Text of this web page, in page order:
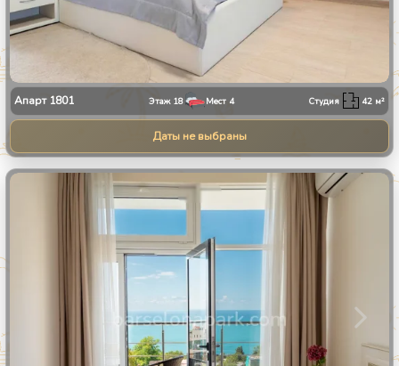
Апарт 1801 Этаж 18 Мест 4 Студия 42 м²
Даты не выбраны
1 30